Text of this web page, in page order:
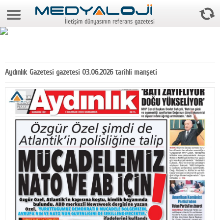
7 Ağustos 2026 11:28:46
Gazeteler
Medya
Reyting-tiraj
Teknoloji
Televizyon
Dünya
Pr
İletişim dünyasının referans gazetesi
Aydınlık Gazetesi gazetesi 03.06.2026 tarihli manşeti